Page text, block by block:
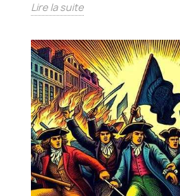
Lire la suite